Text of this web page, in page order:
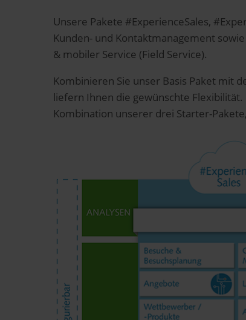
Unsere Pakete #ExperienceSales,
Kunden- und Kontaktmanagement
& mobiler Service (Field Service).
Kombinieren Sie unser Basis Paket mit
liefern Ihnen die gewünschte
Kombination unserer drei Starter-